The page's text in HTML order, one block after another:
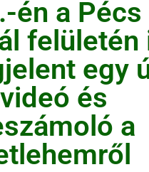
én a Pécs
felületén
egy
videó és
a